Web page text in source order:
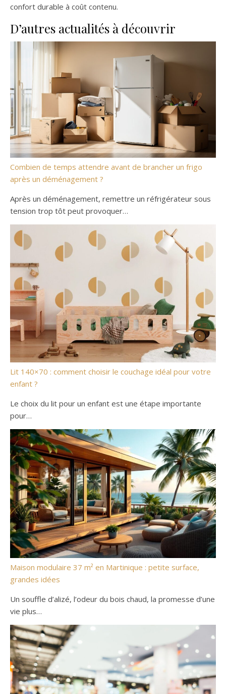
confort durable à coût contenu.
D’autres actualités à découvrir
Combien de temps attendre avant de brancher un frigo
après un déménagement ?
Après un déménagement, remettre un réfrigérateur sous
tension trop tôt peut provoquer…
Lit 140×70 : comment choisir le couchage idéal pour votre
enfant ?
Le choix du lit pour un enfant est une étape importante
pour…
Maison modulaire 37 m² en Martinique : petite surface,
grandes idées
Un souffle d’alizé, l’odeur du bois chaud, la promesse d’une
vie plus…